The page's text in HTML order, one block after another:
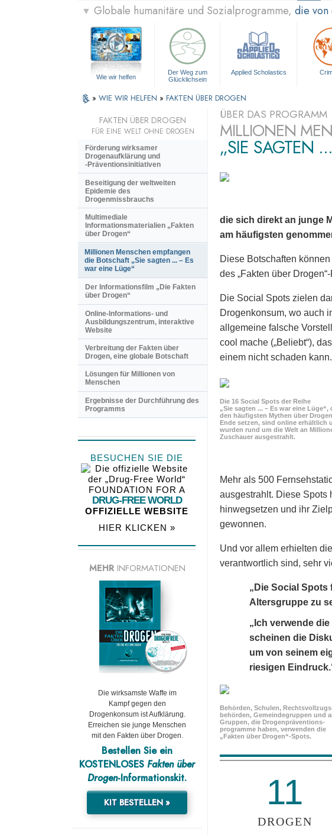
▼ Globale humanitäre und Sozialprogramme, die
Wie wir helfen
Der Weg zum
Glücklichsein
Applied Scholastics
» WIE WIR HELFEN » FAKTEN ÜBER DROGEN
ÜBER DAS PROGRAMM
MILLIONEN
„SIE SAGTEN
die sich direkt an junge
am häufigsten
Diese Botschaften
des „Fakten über
Die Social Spots zielen
Drogenkonsum, wo auch
allgemeine falsche
cool mache („Beliebt“),
einem nicht schaden kann.
Die 16 Social Spots der Reihe
„Sie sagten ... – Es war eine Lüge“,
den häufigsten Mythen über
Ende setzen, sind online erhältlich
wurden rund um die Welt an
Zuschauer ausgestrahlt.
Mehr als 500
ausgestrahlt. Diese Spots
hinwegsetzen und ihr
gewonnen.
Und vor allem erhielten
verantwortlich sind, sehr
„Die Social
Altersgruppe zu
„Ich verwende
scheinen die
um von seinem
riesigen
Behörden, Schulen,
behörden, Gemeindegruppen und
Gruppen, die Drogenpräventions­
programme haben, verwenden die
„Fakten über Drogen“-Spots.
11
DROGEN
FAKTEN ÜBER DROGEN
FÜR EINE WELT OHNE DROGEN
Förderung wirksamer
Drogenaufklärung und
-Präventionsinitiativen
Beseitigung der weltweiten
Epidemie des
Drogenmissbrauchs
Multimediale
Informationsmaterialien „Fakten
über Drogen“
Millionen Menschen empfangen
die Botschaft „Sie sagten ... – Es
war eine Lüge“
Der Informationsfilm „Die Fakten
über Drogen“
Online-Informations- und
Ausbildungszentrum, interaktive
Website
Verbreitung der Fakten über
Drogen, eine globale Botschaft
Lösungen für Millionen von
Menschen
Ergebnisse der Durchführung des
Programms
BESUCHEN SIE DIE
FOUNDATION FOR A
DRUG-FREE WORLD
OFFIZIELLE WEBSITE
HIER KLICKEN »
MEHR INFORMATIONEN
Die wirksamste Waffe im
Kampf gegen den
Drogenkonsum ist Aufklärung.
Erreichen sie junge Menschen
mit den Fakten über Drogen.
Bestellen Sie ein
KOSTENLOSES Fakten über
Drogen-Informationskit.
KIT BESTELLEN »